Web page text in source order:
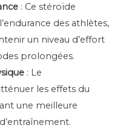
: Ce stéroïde
des athlètes,
un niveau d’effort
prolongées.
: Le
les effets du
une meilleure